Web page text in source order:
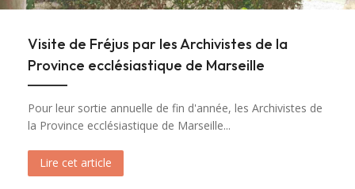
Visite de Fréjus par les Archivistes de la
Province ecclésiastique de Marseille
Pour leur sortie annuelle de fin d'année, les Archivistes de
la Province ecclésiastique de Marseille...
Lire cet article